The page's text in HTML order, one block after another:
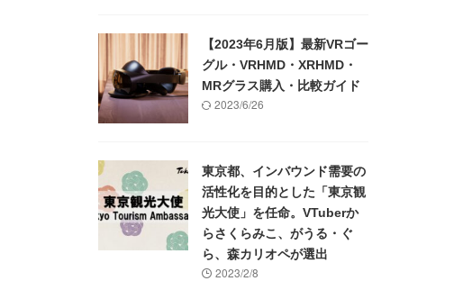
【2023年6月版】最新VRゴー
グル・VRHMD・XRHMD・
MRグラス購入・比較ガイド
2023/6/26
東京都、インバウンド需要の
活性化を目的とした「東京観
光大使」を任命。VTuberか
らさくらみこ、がうる・ぐ
ら、森カリオペが選出
2023/2/8